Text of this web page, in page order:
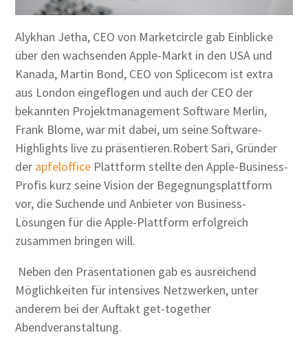
Alykhan Jetha, CEO von Marketcircle gab Einblicke
über den wachsenden Apple-Markt in den USA und
Kanada, Martin Bond, CEO von Splicecom ist extra
aus London eingeflogen und auch der CEO der
bekannten Projektmanagement Software Merlin,
Frank Blome, war mit dabei, um seine Software-
Highlights live zu präsentieren.Robert Sari, Gründer
der apfeloffice Plattform stellte den Apple-Business-
Profis kurz seine Vision der Begegnungsplattform
vor, die Suchende und Anbieter von Business-
Lösungen für die Apple-Plattform erfolgreich
zusammen bringen will.
Neben den Präsentationen gab es ausreichend
Möglichkeiten für intensives Netzwerken, unter
anderem bei der Auftakt get-together
Abendveranstaltung.